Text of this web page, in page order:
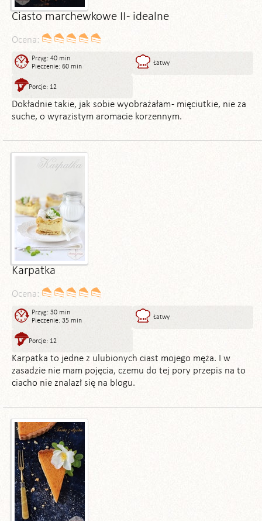
Ciasto marchewkowe II - idealne
Ocena:
Przyg: 40 min
Pieczenie: 60 min
Łatwy
Porcje: 12
Dokładnie takie, jak sobie wyobrażałam - mięciutkie, nie za
suche, o wyrazistym aromacie korzennym.
Karpatka
Ocena:
Przyg: 30 min
Pieczenie: 35 min
Łatwy
Porcje: 12
Karpatka to jedne z ulubionych ciast mojego męża. I w
zasadzie nie mam pojęcia, czemu do tej pory przepis na to
ciacho nie znalazł się na blogu.